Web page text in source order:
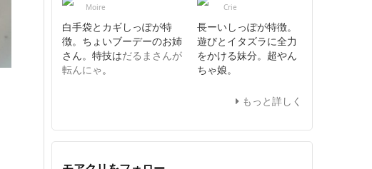
Moire
白手袋とカギしっぽが特
徴。ちょいブーデーのお姉
さん。特技はだるまさんが
転んにゃ。
Crie
長ーいしっぽが特徴。
遊びとイタズラに全力
をかける妹分。超やん
ちゃ娘。
もっと詳しく